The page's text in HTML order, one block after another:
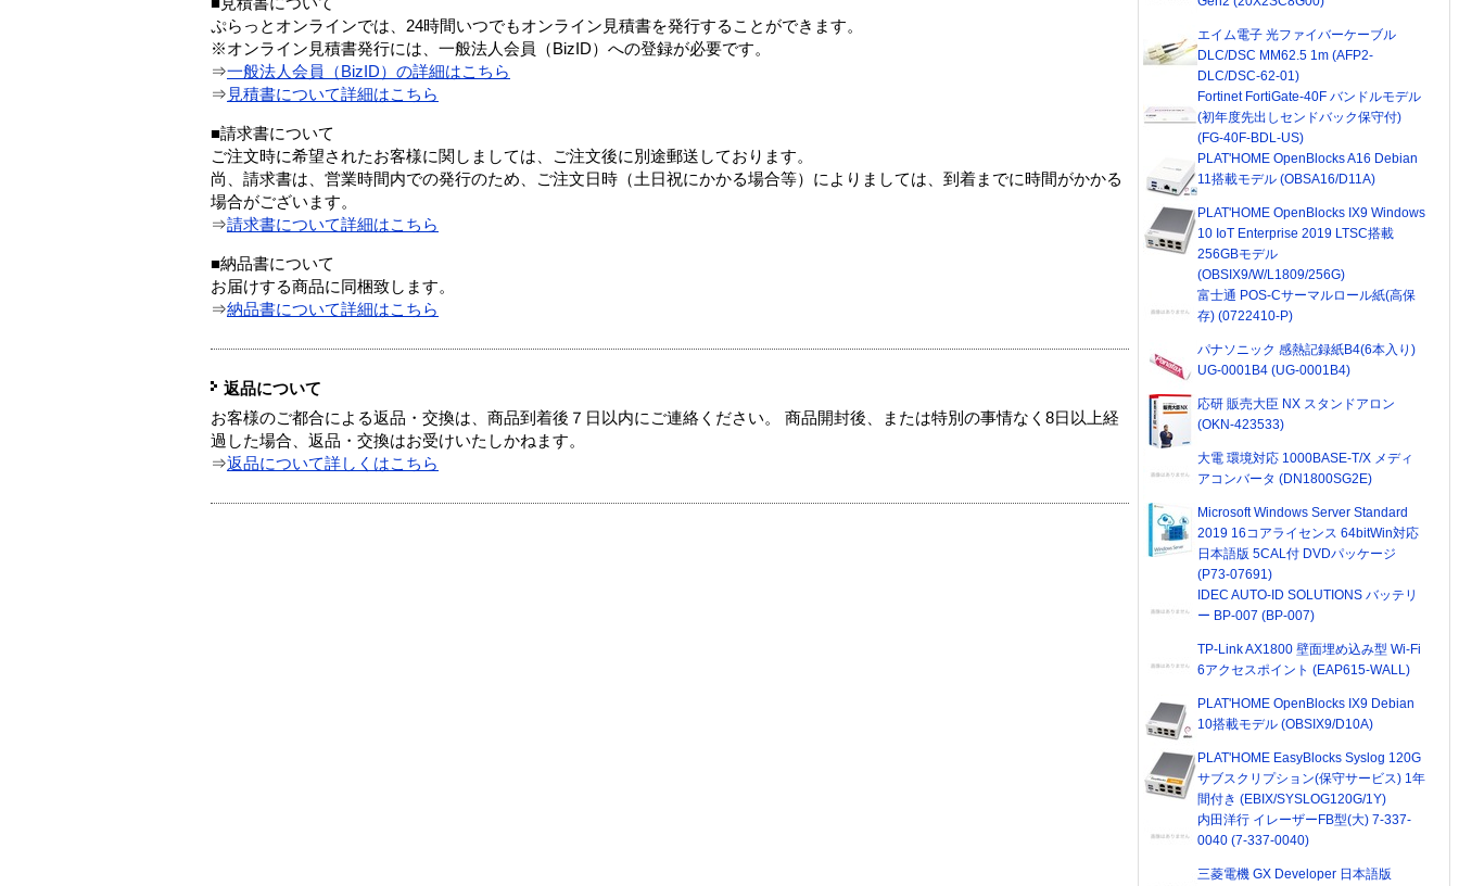
■見積書について
ぷらっとオンラインでは、24時間いつでもオンライン見積書を発行することができます。
※オンライン見積書発行には、一般法人会員（BizID）への登録が必要です。
⇒一般法人会員（BizID）の詳細はこちら
⇒ 見積書について詳細はこちら
■請求書について
ご注文時に希望されたお客様に関しましては、ご注文後に別途郵送しております。
尚、請求書は、営業時間内での発行のため、ご注文日時（土日祝にかかる場合等）によりましては、到着までに時間がかかる
場合がございます。
⇒請求書について詳細はこちら
■納品書について
お届けする商品に同梱致します。
⇒納品書について詳細はこちら
返品について
お客様のご都合による返品・交換は、商品到着後７日以内にご連絡ください。 商品開封後、または特別の事情なく8日以上経
過した場合、返品・交換はお受けいたしかねます。
⇒返品について詳しくはこちら
エイム電子 光ファイバーケーブル
DLC/DSC MM62.5 1m (AFP2-
DLC/DSC-62-01)
Fortinet FortiGate-40F バンドルモデル
(初年度先出しセンドバック保守付)
(FG-40F-BDL-US)
PLAT'HOME OpenBlocks A16 Debian
11搭載モデル (OBSA16/D11A)
PLAT'HOME OpenBlocks IX9 Windows
10 IoT Enterprise 2019 LTSC搭載
256GBモデル
(OBSIX9/W/L1809/256G)
富士通 POS-Cサーマルロール紙(高保
存) (0722410-P)
パナソニック 感熱記録紙B4(6本入り)
UG-0001B4 (UG-0001B4)
応研 販売大臣 NX スタンドアロン
(OKN-423533)
大電 環境対応 1000BASE-T/X メディ
アコンバータ (DN1800SG2E)
Microsoft Windows Server Standard
2019 16コアライセンス 64bitWin対応
日本語版 5CAL付 DVDパッケージ
(P73-07691)
IDEC AUTO-ID SOLUTIONS バッテリ
ー BP-007 (BP-007)
TP-Link AX1800 壁面埋め込み型 Wi-Fi
6アクセスポイント (EAP615-WALL)
PLAT'HOME OpenBlocks IX9 Debian
10搭載モデル (OBSIX9/D10A)
PLAT'HOME EasyBlocks Syslog 120G
サブスクリプション(保守サービス) 1年
間付き (EBIX/SYSLOG120G/1Y)
内田洋行 イレーザーFB型(大) 7-337-
0040 (7-337-0040)
三菱電機 GX Developer 日本語版